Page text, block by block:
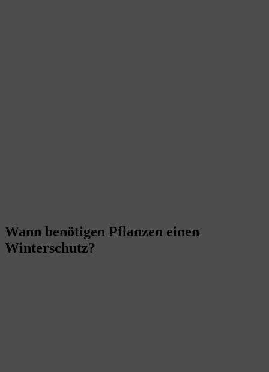
Wann benötigen Pflanzen einen
Winterschutz?